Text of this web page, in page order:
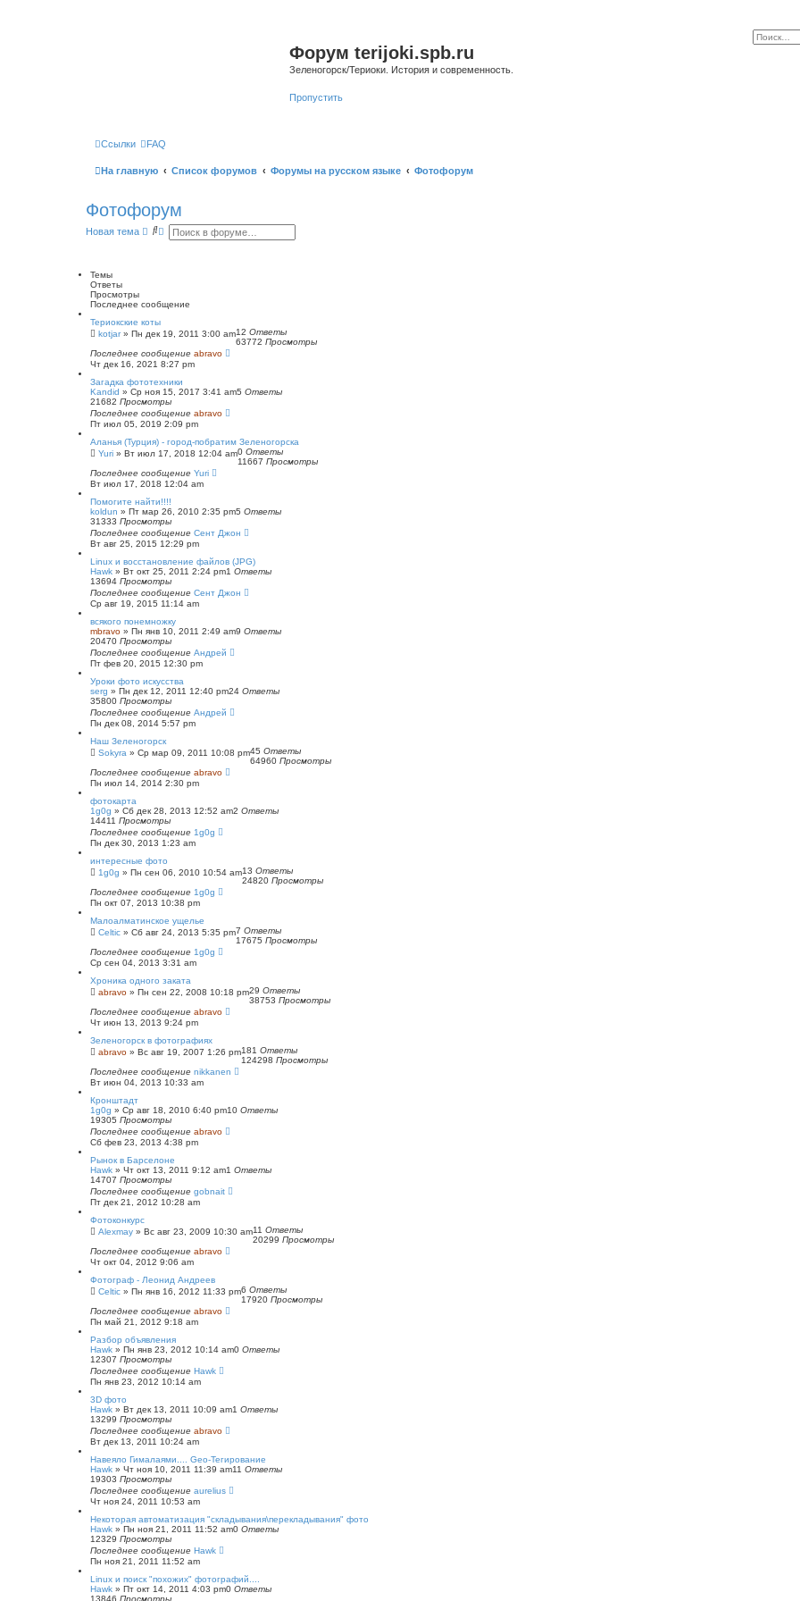
Форум terijoki.spb.ru
Зеленогорск/Териоки. История и современность.
Пропустить
Ссылки FAQ
На главную Список форумов Форумы на русском языке Фотофорум
Фотофорум
Новая тема
П Р
н
й
о
и
с
к
Темы
Ответы
Просмотры
Последнее сообщение
Териокские коты
kotjar» Пн дек 19, 2011 3:00 am12 Ответы
63772 Просмотры
Последнее сообщение abravo
Чт дек 16, 2021 8:27 pm
Загадка фототехники
Kandid » Ср ноя 15, 2017 3:41 am5 Ответы
21682 Просмотры
Последнее сообщение abravo
Пт июл 05, 2019 2:09 pm
Аланья (Турция) - город-побратим Зеленогорска
Yuri » Вт июл 17, 2018 12:04 am0 Ответы
11667 Просмотры
Последнее сообщение Yuri
Вт июл 17, 2018 12:04 am
Помогите найти!!!!
koldun » Пт мар 26, 2010 2:35 pm5 Ответы
31333 Просмотры
Последнее сообщение Сент Джон
Вт авг 25, 2015 12:29 pm
Linux и восстановление файлов (JPG)
Hawk » Вт окт 25, 2011 2:24 pm1 Ответы
13694 Просмотры
Последнее сообщение Сент Джон
Ср авг 19, 2015 11:14 am
всякого понемножку
mbravo » Пн янв 10, 2011 2:49 am9 Ответы
20470 Просмотры
Последнее сообщение Андрей
Пт фев 20, 2015 12:30 pm
Уроки фото искусства
serg » Пн дек 12, 2011 12:40 pm24 Ответы
35800 Просмотры
Последнее сообщение Андрей
Пн дек 08, 2014 5:57 pm
Наш Зеленогорск
Sokyra » Ср мар 09, 2011 10:08 pm45 Ответы
64960 Просмотры
Последнее сообщение abravo
Пн июл 14, 2014 2:30 pm
фотокарта
1g0g » Сб дек 28, 2013 12:52 am2 Ответы
14411 Просмотры
Последнее сообщение 1g0g
Пн дек 30, 2013 1:23 am
интересные фото
1g0g » Пн сен 06, 2010 10:54 am13 Ответы
24820 Просмотры
Последнее сообщение 1g0g
Пн окт 07, 2013 10:38 pm
Малоалматинское ущелье
Celtic » Сб авг 24, 2013 5:35 pm7 Ответы
17675 Просмотры
Последнее сообщение 1g0g
Ср сен 04, 2013 3:31 am
Хроника одного заката
abravo » Пн сен 22, 2008 10:18 pm29 Ответы
38753 Просмотры
Последнее сообщение abravo
Чт июн 13, 2013 9:24 pm
Зеленогорск в фотографиях
abravo » Вс авг 19, 2007 1:26 pm181 Ответы
124298 Просмотры
Последнее сообщение nikkanen
Вт июн 04, 2013 10:33 am
Кронштадт
1g0g » Ср авг 18, 2010 6:40 pm10 Ответы
19305 Просмотры
Последнее сообщение abravo
Сб фев 23, 2013 4:38 pm
Рынок в Барселоне
Hawk » Чт окт 13, 2011 9:12 am1 Ответы
14707 Просмотры
Последнее сообщение gobnait
Пт дек 21, 2012 10:28 am
Фотоконкурс
Alexmay » Вс авг 23, 2009 10:30 am11 Ответы
20299 Просмотры
Последнее сообщение abravo
Чт окт 04, 2012 9:06 am
Фотограф - Леонид Андреев
Celtic » Пн янв 16, 2012 11:33 pm6 Ответы
17920 Просмотры
Последнее сообщение abravo
Пн май 21, 2012 9:18 am
Разбор объявления
Hawk » Пн янв 23, 2012 10:14 am0 Ответы
12307 Просмотры
Последнее сообщение Hawk
Пн янв 23, 2012 10:14 am
3D фото
Hawk » Вт дек 13, 2011 10:09 am1 Ответы
13299 Просмотры
Последнее сообщение abravo
Вт дек 13, 2011 10:24 am
Навеяло Гималаями.... Geo-Тегирование
Hawk » Чт ноя 10, 2011 11:39 am11 Ответы
19303 Просмотры
Последнее сообщение aurelius
Чт ноя 24, 2011 10:53 am
Некоторая автоматизация "складывания\перекладывания" фото
Hawk » Пн ноя 21, 2011 11:52 am0 Ответы
12329 Просмотры
Последнее сообщение Hawk
Пн ноя 21, 2011 11:52 am
Linux и поиск "похожих" фотографий....
Hawk » Пт окт 14, 2011 4:03 pm0 Ответы
13846 Просмотры